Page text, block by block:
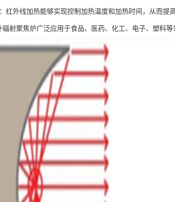
红外线加热能够实现控制加热温度和加热时间，从而提
辐射聚焦炉广泛应用于食品、医药、化工、电子、塑料